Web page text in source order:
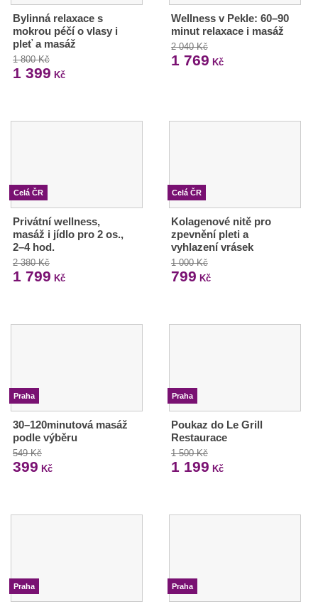
Bylinná relaxace s
mokrou péčí o vlasy i
pleť a masáž
1 800 Kč
1 399 Kč
Wellness v Pekle: 60–90
minut relaxace i masáž
2 040 Kč
1 769 Kč
Celá ČR
Privátní wellness,
masáž i jídlo pro 2 os.,
2–4 hod.
2 380 Kč
1 799 Kč
Celá ČR
Kolagenové nitě pro
zpevnění pleti a
vyhlazení vrásek
1 000 Kč
799 Kč
Praha
30–120minutová masáž
podle výběru
549 Kč
399 Kč
Praha
Poukaz do Le Grill
Restaurace
1 500 Kč
1 199 Kč
Praha Praha